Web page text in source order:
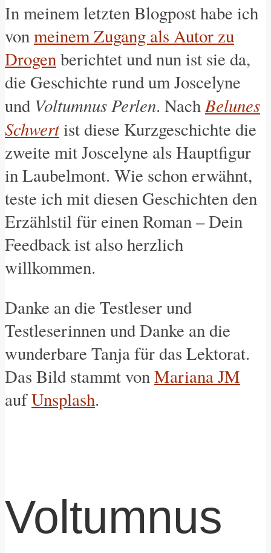
In meinem letzten Blogpost habe ich
von meinem Zugang als Autor zu
Drogen berichtet und nun ist sie da,
die Geschichte rund um Joscelyne
und Voltumnus Perlen. Nach Belunes
Schwertist diese Kurzgeschichte die
zweite mit Joscelyne als Hauptfigur
in Laubelmont. Wie schon erwähnt,
teste ich mit diesen Geschichten den
Erzählstil für einen Roman – Dein
Feedback ist also herzlich
willkommen.
Danke an die Testleser und
Testleserinnen und Danke an die
wunderbare Tanja für das Lektorat.
Das Bild stammt vonMariana JM
aufUnsplash.
Voltumnus